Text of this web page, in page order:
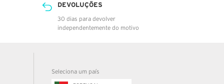
DEVOLUÇÕES
30 dias para devolver
independentemente do motivo
Seleciona um país